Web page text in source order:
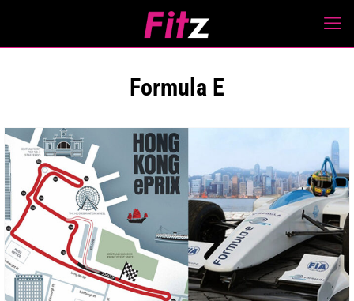
Formula E